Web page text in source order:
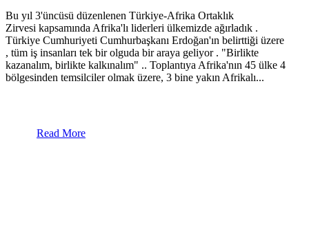
Bu yıl 3'üncüsü düzenlenen Türkiye-Afrika Ortaklık
Zirvesi kapsamında Afrika'lı liderleri ülkemizde ağırladık .
Türkiye Cumhuriyeti Cumhurbaşkanı Erdoğan'ın belirttiği üzere
, tüm iş insanları tek bir olguda bir araya geliyor . "Birlikte
kazanalım, birlikte kalkınalım" .. Toplantıya Afrika'nın 45 ülke 4
bölgesinden temsilciler olmak üzere, 3 bine yakın Afrikalı...
Read More